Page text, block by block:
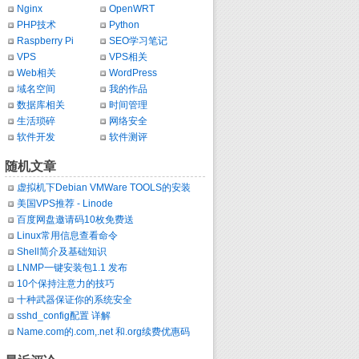
Nginx
OpenWRT
PHP技术
Python
Raspberry Pi
SEO学习笔记
VPS
VPS相关
Web相关
WordPress
域名空间
我的作品
数据库相关
时间管理
生活琐碎
网络安全
软件开发
软件测评
随机文章
虚拟机下Debian VMWare TOOLS的安装
美国VPS推荐 - Linode
百度网盘邀请码10枚免费送
Linux常用信息查看命令
Shell简介及基础知识
LNMP一键安装包1.1 发布
10个保持注意力的技巧
十种武器保证你的系统安全
sshd_config配置 详解
Name.com的.com,.net 和.org续费优惠码